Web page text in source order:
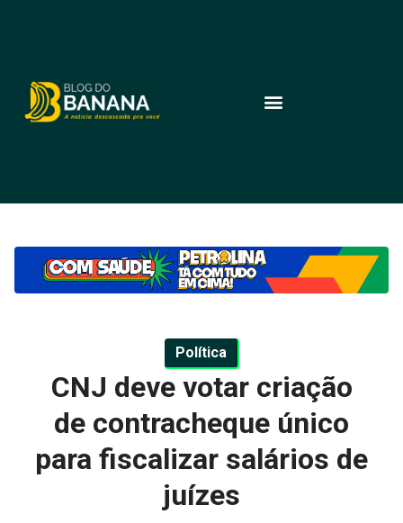
Política
CNJ deve votar criação
de contracheque único
para fiscalizar salários de
juízes